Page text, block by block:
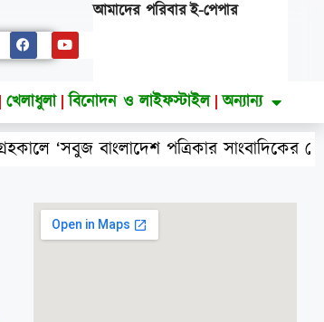
আমাদের পরিবারই-পেপার
খেলাধুলা বিনোদন ও লাইফস্টাইল অন্যান্য
পত্রিকার সাংবাদিকের মোবাইল